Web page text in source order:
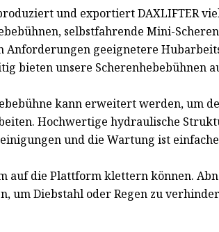
und exportiert DAXLIFTER
selbstfahrende Mini-
geeignetere
bieten unsere Scherenhebebühnen
kann erweitert werden, um
Hochwertige hydraulische
und die Wartung ist
auf die Plattform klettern können.
um Diebstahl oder Regen zu